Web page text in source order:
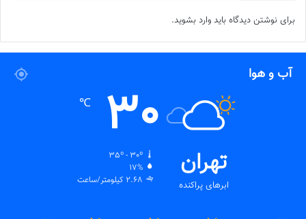
برای نوشتن دیدگاه باید وارد بشوید.
آب و هوا
تهران
ابرهای پراکنده
30
℃
35º - 30º
17%
2.68 کیلومتر/ساعت